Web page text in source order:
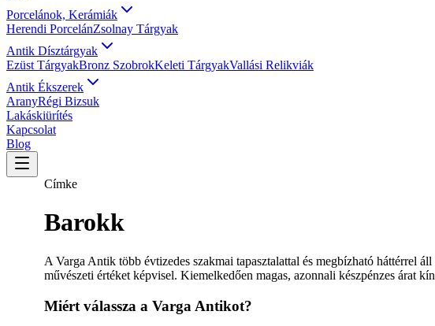
Porcelánok, Kerámiák
Herendi PorcelánZsolnay Tárgyak
Antik Dísztárgyak
Ezüst TárgyakBronz SzobrokKeleti TárgyakVallási Relikviák
Antik Ékszerek
AranyRégi Bizsuk
Lakáskiürítés
Kapcsolat
Blog
Címke
Barokk
A Varga Antik több évtizedes szakmai tapasztalattal és megbízható háttérrel áll
művészeti értéket képvisel. Kiemelkedően magas, azonnali készpénzes árat
Miért válassza a Varga Antikot?